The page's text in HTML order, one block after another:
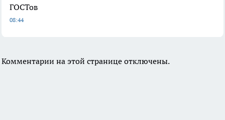
ГОСТов
08:44
Комментарии на этой странице отключены.